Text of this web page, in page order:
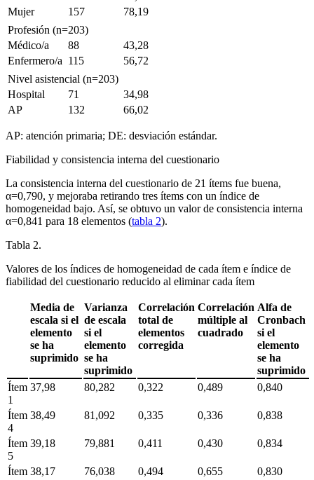
Mujer
157
78,19
Profesión (n=203)
Médico/a
88
43,28
Enfermero/a 115
56,72
Nivel asistencial (n=203)
Hospital
71
34,98
AP
132 66,02
AP: atención primaria; DE: desviación estándar.
Fiabilidad y consistencia interna del cuestionario
La consistencia interna del cuestionario de 21 ítems fue buena,
α=0,790, y mejoraba retirando tres ítems con un índice de
homogeneidad bajo. Así, se obtuvo un valor de consistencia interna
α=0,841 para 18 elementos (tabla 2).
Tabla 2.
Valores de los índices de homogeneidad de cada ítem e índice de
fiabilidad del cuestionario reducido al eliminar cada ítem
Media de
escala si el
elemento
se ha
suprimido
Varianza
de escala
si el
elemento
se ha
suprimido
Correlación
total de
elementos
corregida
Correlación
múltiple al
cuadrado
Alfa de
Cronbach
si el
elemento
se ha
suprimido
Ítem
1
37,98 80,282 0,322 0,489 0,840
Ítem
4
38,49 81,092 0,335 0,336 0,838
Ítem
5
39,18 79,881 0,411 0,430 0,834
Ítem 38,17 76,038 0,494 0,655 0,830